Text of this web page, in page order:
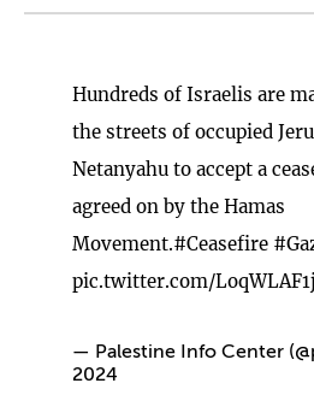
Hundreds of Israelis are
the streets of occupied
Netanyahu to accept a
agreed on by the Hamas
Movement.#Ceasefire
pic.twitter.com/
— Palestine Info Center
2024